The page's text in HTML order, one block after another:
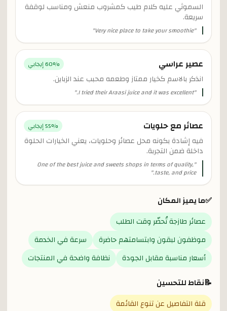
السموثي عليه كلام طيب كمشروب منعش ومناسب لوقفة
سريعة.
"
Very nice place to take your smoothie
"
عصير عراسي 60% إيجابي
انذكر بالاسم كخيار ممتاز وطعمه محبب عند الزباين.
"
I tried their Araasi juice and it was excellent.
"
عصائر مع حلويات 55% إيجابي
فيه إشادة بكونه محل عصائر وحلويات، يعني الخيارات الحلوة
داخلة ضمن التجربة.
"
One of the best juice and sweets shops in terms of quality,
taste, and price.
"
✅ما يميز المكان
عصائر طازجة تُحضّر وقت الطلب
موظفون لبقون وابتسامتهم حاضرة
سرعة في الخدمة
أسعار مناسبة مقابل الجودة
نظافة واضحة في المنتجات
📝نقاط للتحسين
قلة التفاصيل عن تنوع القائمة